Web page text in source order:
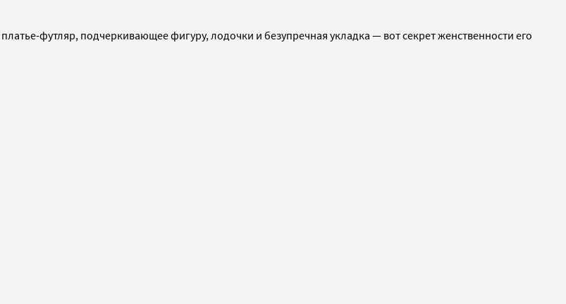
футляр, подчеркивающее фигуру, лодочки и безупречная укладка — вот секрет женственности его